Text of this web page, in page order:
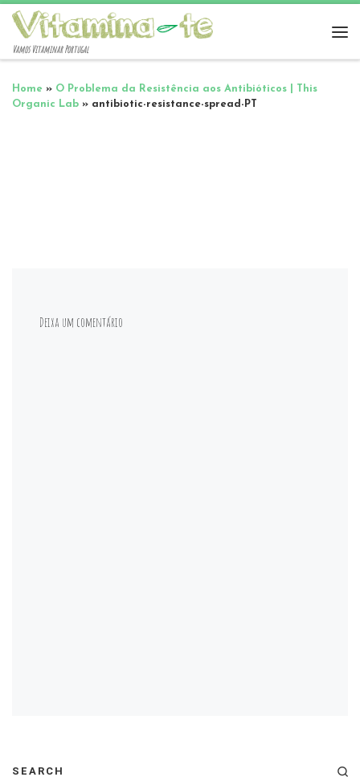
Vamos Vitaminar Portugal
Home » O Problema da Resistência aos Antibióticos | This
Organic Lab » antibiotic-resistance-spread-PT
Deixa um comentário
SEARCH